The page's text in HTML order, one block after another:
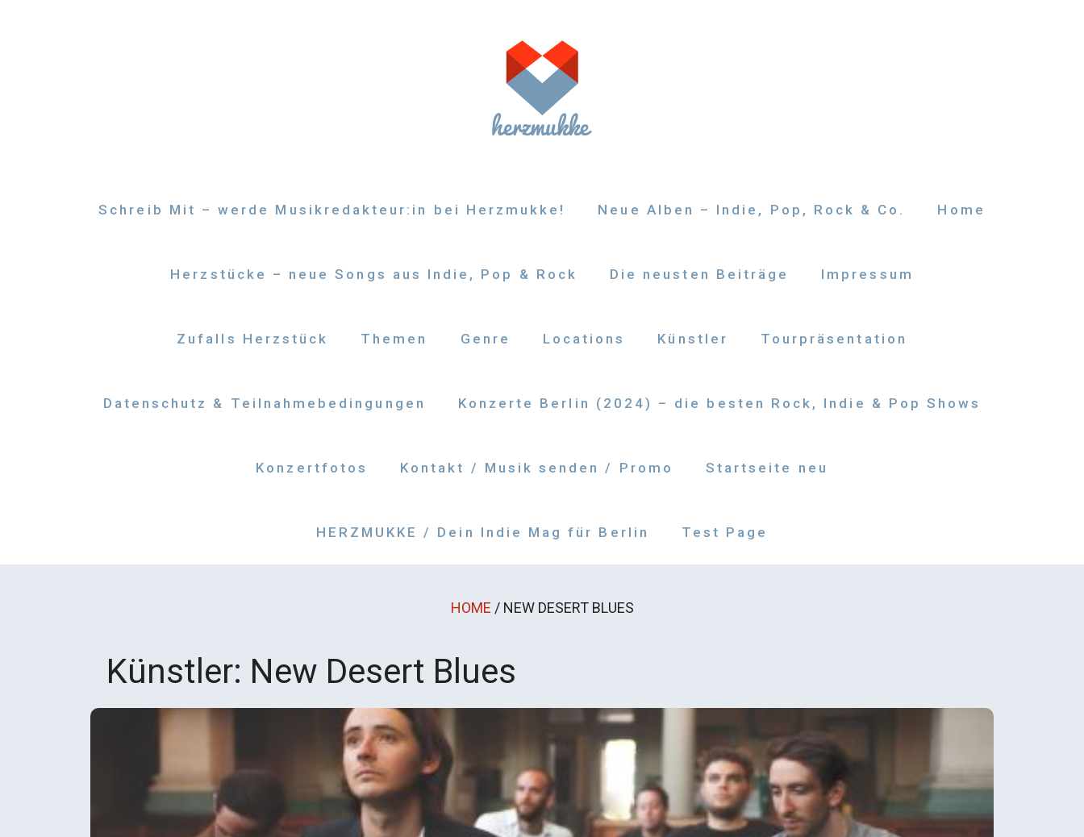
Schreib Mit – werde Musikredakteur:in bei Herzmukke! Neue Alben – Indie, Pop, Rock & Co. Home
Herzstücke – neue Songs aus Indie, Pop & Rock Die neusten Beiträge Impressum
Zufalls Herzstück Themen Genre Locations Künstler Tourpräsentation
Datenschutz & Teilnahmebedingungen Konzerte Berlin (2024) – die besten Rock, Indie & Pop Shows
Konzertfotos Kontakt / Musik senden / Promo Startseite neu
HERZMUKKE / Dein Indie Mag für Berlin Test Page
HOME /NEW DESERT BLUES
Künstler: New Desert Blues